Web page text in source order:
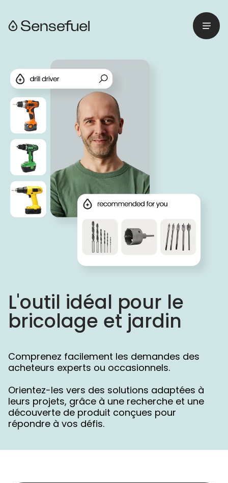
Menu
L'outil idéal pour le
bricolage et jardin
Comprenez facilement les demandes des
acheteurs experts ou occasionnels.
Orientez-les vers des solutions adaptées à
leurs projets, grâce à une recherche et une
découverte de produit conçues pour
répondre à vos défis.